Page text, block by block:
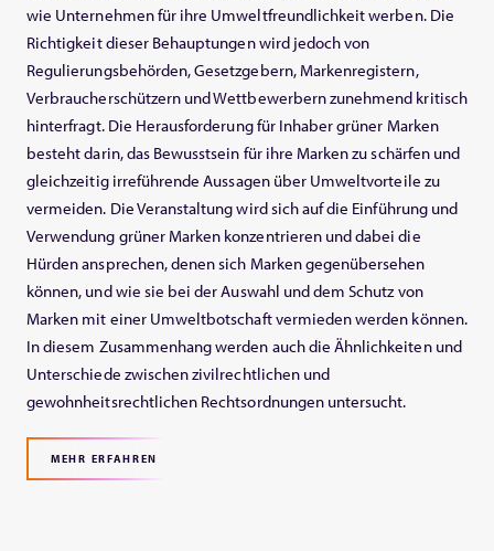
wie Unternehmen für ihre Umweltfreundlichkeit werben. Die
Richtigkeit dieser Behauptungen wird jedoch von
Regulierungsbehörden, Gesetzgebern, Markenregistern,
Verbraucherschützern und Wettbewerbern zunehmend kritisch
hinterfragt. Die Herausforderung für Inhaber grüner Marken
besteht darin, das Bewusstsein für ihre Marken zu schärfen und
gleichzeitig irreführende Aussagen über Umweltvorteile zu
vermeiden. Die Veranstaltung wird sich auf die Einführung und
Verwendung grüner Marken konzentrieren und dabei die
Hürden ansprechen, denen sich Marken gegenübersehen
können, und wie sie bei der Auswahl und dem Schutz von
Marken mit einer Umweltbotschaft vermieden werden können.
In diesem Zusammenhang werden auch die Ähnlichkeiten und
Unterschiede zwischen zivilrechtlichen und
gewohnheitsrechtlichen Rechtsordnungen untersucht.
MEHR ERFAHREN